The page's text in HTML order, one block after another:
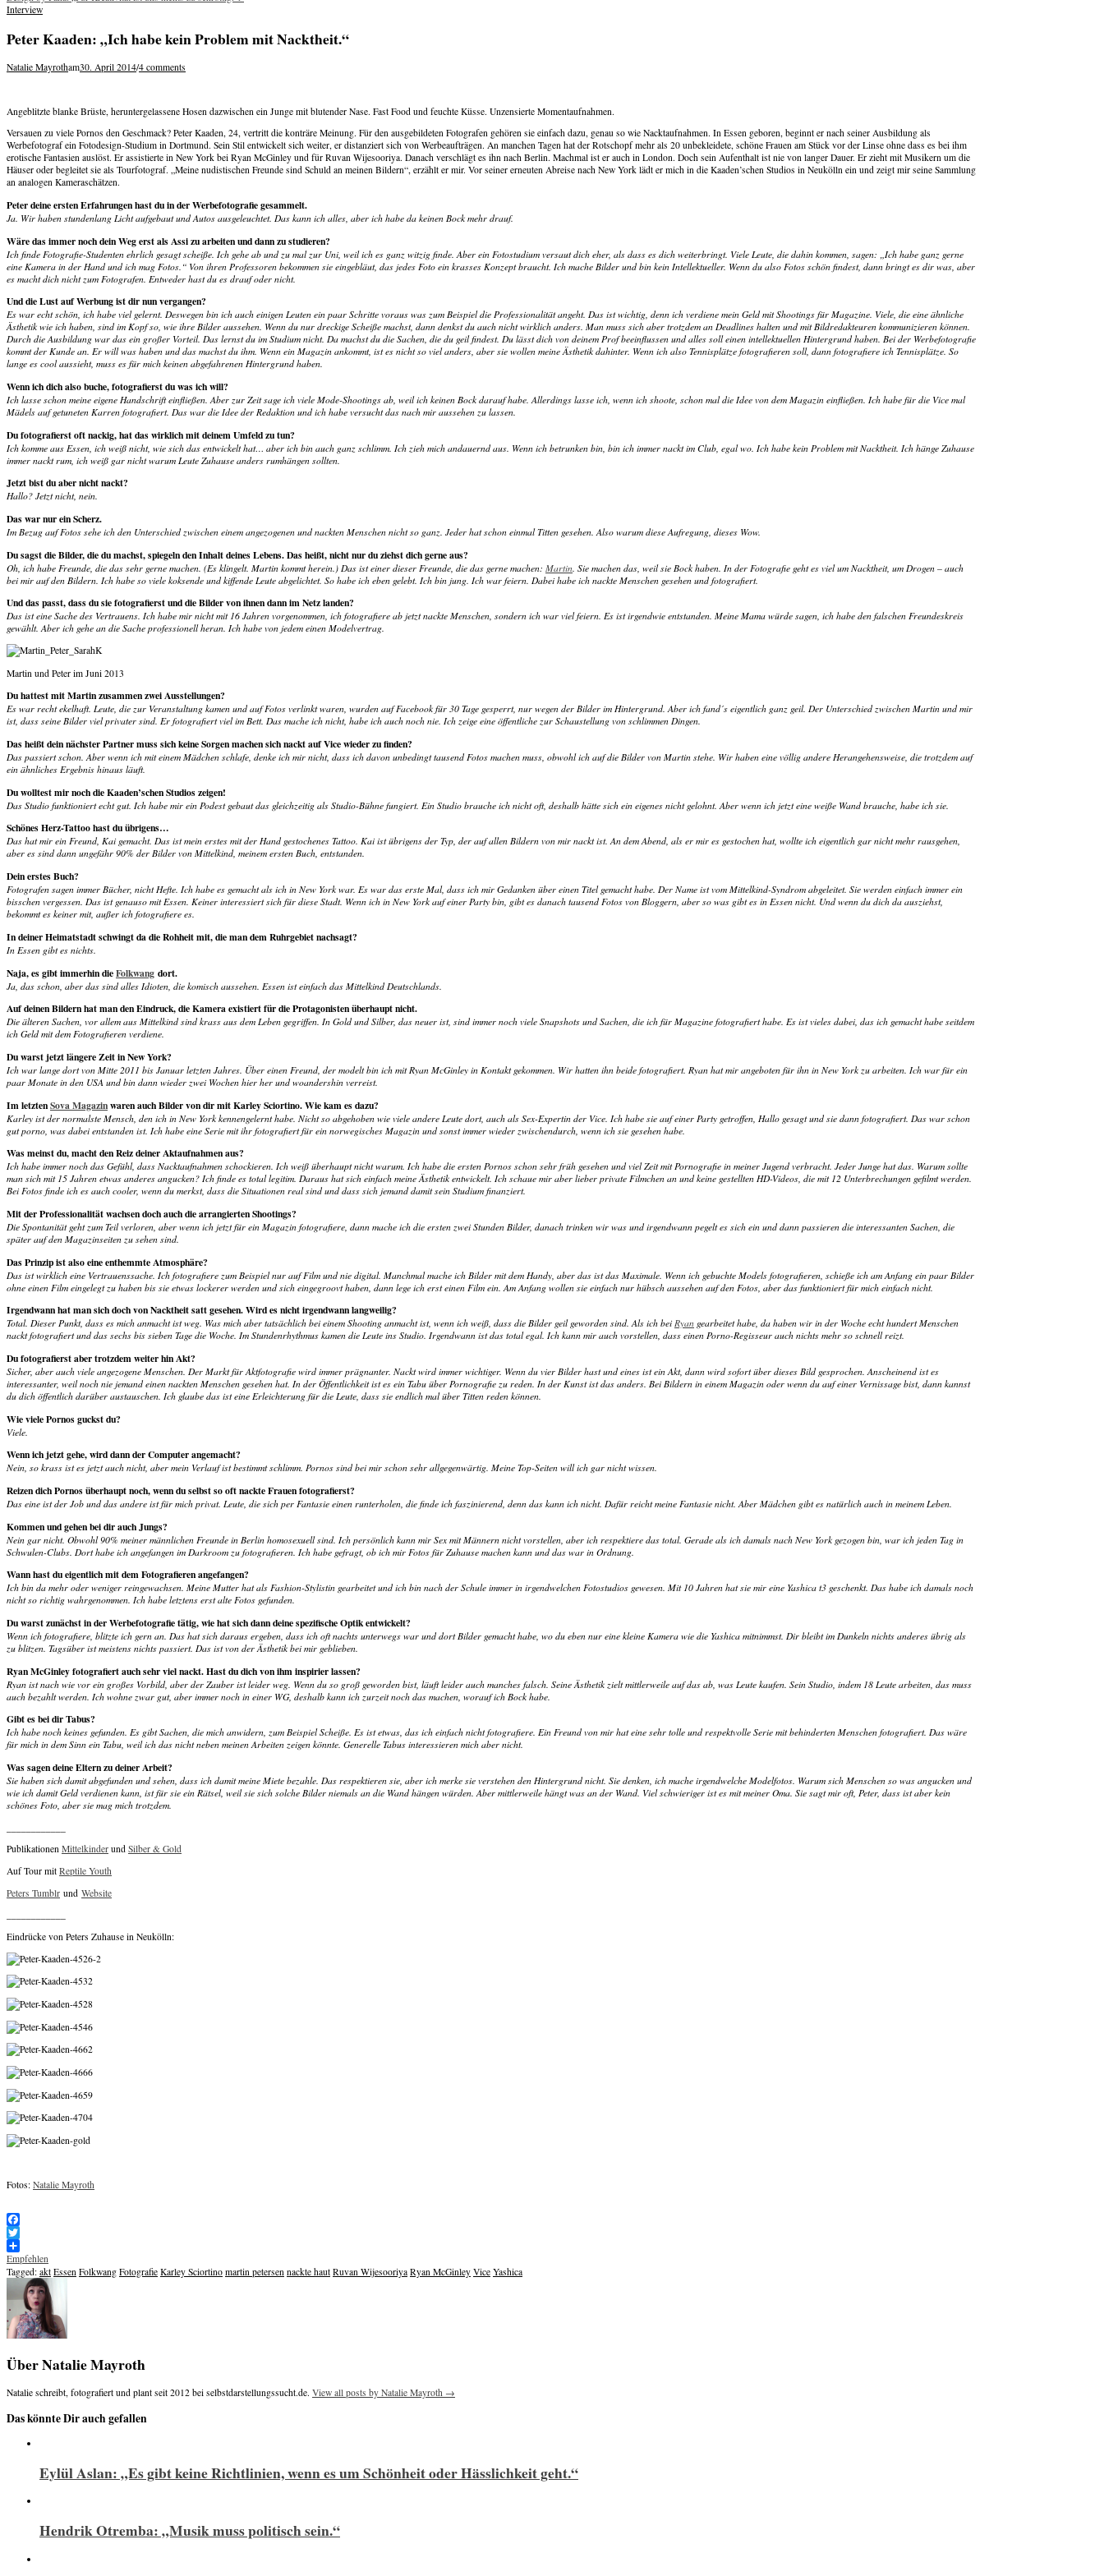
navigation
Interview
Peter Kaaden: „Ich habe kein Problem mit Nacktheit.“
Natalie Mayrotham30. April 2014/4 comments
Angeblitzte blanke Brüste, heruntergelassene Hosen dazwischen ein Junge mit blutender Nase. Fast Food und feuchte Küsse. Unzensierte Momentaufnahmen.
Versauen zu viele Pornos den Geschmack? Peter Kaaden, 24, vertritt die konträre Meinung. Für den ausgebildeten Fotografen gehören sie einfach dazu, genau so wie Nacktaufnahmen. In Essen geboren, beginnt er nach seiner Ausbildung als
Werbefotograf ein Fotodesign-Studium in Dortmund. Sein Stil entwickelt sich weiter, er distanziert sich von Werbeaufträgen. An manchen Tagen hat der Rotschopf mehr als 20 unbekleidete, schöne Frauen am Stück vor der Linse ohne dass es bei ihm
erotische Fantasien auslöst. Er assistierte in New York bei Ryan McGinley und für Ruvan Wijesooriya. Danach verschlägt es ihn nach Berlin. Machmal ist er auch in London. Doch sein Aufenthalt ist nie von langer Dauer. Er zieht mit Musikern um die
Häuser oder begleitet sie als Tourfotograf. „Meine nudistischen Freunde sind Schuld an meinen Bildern“, erzählt er mir. Vor seiner erneuten Abreise nach New York lädt er mich in die Kaaden’schen Studios in Neukölln ein und zeigt mir seine Sammlung
an analogen Kameraschätzen.
Peter deine ersten Erfahrungen hast du in der Werbefotografie gesammelt.
Ja. Wir haben stundenlang Licht aufgebaut und Autos ausgeleuchtet. Das kann ich alles, aber ich habe da keinen Bock mehr drauf.
Wäre das immer noch dein Weg erst als Assi zu arbeiten und dann zu studieren?
Ich finde Fotografie-Studenten ehrlich gesagt scheiße. Ich gehe ab und zu mal zur Uni, weil ich es ganz witzig finde. Aber ein Fotostudium versaut dich eher, als dass es dich weiterbringt. Viele Leute, die dahin kommen, sagen: „Ich habe ganz gerne
eine Kamera in der Hand und ich mag Fotos.“ Von ihren Professoren bekommen sie eingebläut, das jedes Foto ein krasses Konzept braucht. Ich mache Bilder und bin kein Intellektueller. Wenn du also Fotos schön findest, dann bringt es dir was, aber
es macht dich nicht zum Fotografen. Entweder hast du es drauf oder nicht.
Und die Lust auf Werbung ist dir nun vergangen?
Es war echt schön, ich habe viel gelernt. Deswegen bin ich auch einigen Leuten ein paar Schritte voraus was zum Beispiel die Professionalität angeht. Das ist wichtig, denn ich verdiene mein Geld mit Shootings für Magazine. Viele, die eine ähnliche
Ästhetik wie ich haben, sind im Kopf so, wie ihre Bilder aussehen. Wenn du nur dreckige Scheiße machst, dann denkst du auch nicht wirklich anders. Man muss sich aber trotzdem an Deadlines halten und mit Bildredakteuren kommunizieren können.
Durch die Ausbildung war das ein großer Vorteil. Das lernst du im Studium nicht. Da machst du die Sachen, die du geil findest. Du lässt dich von deinem Prof beeinflussen und alles soll einen intellektuellen Hintergrund haben. Bei der Werbefotografie
kommt der Kunde an. Er will was haben und das machst du ihm. Wenn ein Magazin ankommt, ist es nicht so viel anders, aber sie wollen meine Ästhetik dahinter. Wenn ich also Tennisplätze fotografieren soll, dann fotografiere ich Tennisplätze. So
lange es cool aussieht, muss es für mich keinen abgefahrenen Hintergrund haben.
Wenn ich dich also buche, fotografierst du was ich will?
Ich lasse schon meine eigene Handschrift einfließen. Aber zur Zeit sage ich viele Mode-Shootings ab, weil ich keinen Bock darauf habe. Allerdings lasse ich, wenn ich shoote, schon mal die Idee von dem Magazin einfließen. Ich habe für die Vice mal
Mädels auf getuneten Karren fotografiert. Das war die Idee der Redaktion und ich habe versucht das nach mir aussehen zu lassen.
Du fotografierst oft nackig, hat das wirklich mit deinem Umfeld zu tun?
Ich komme aus Essen, ich weiß nicht, wie sich das entwickelt hat… aber ich bin auch ganz schlimm. Ich zieh mich andauernd aus. Wenn ich betrunken bin, bin ich immer nackt im Club, egal wo. Ich habe kein Problem mit Nacktheit. Ich hänge Zuhause
immer nackt rum, ich weiß gar nicht warum Leute Zuhause anders rumhängen sollten.
Jetzt bist du aber nicht nackt?
Hallo? Jetzt nicht, nein.
Das war nur ein Scherz.
Im Bezug auf Fotos sehe ich den Unterschied zwischen einem angezogenen und nackten Menschen nicht so ganz. Jeder hat schon einmal Titten gesehen. Also warum diese Aufregung, dieses Wow.
Du sagst die Bilder, die du machst, spiegeln den Inhalt deines Lebens. Das heißt, nicht nur du ziehst dich gerne aus?
Oh, ich habe Freunde, die das sehr gerne machen. (Es klingelt. Martin kommt herein.) Das ist einer dieser Freunde, die das gerne machen: Martin. Sie machen das, weil sie Bock haben. In der Fotografie geht es viel um Nacktheit, um Drogen – auch
bei mir auf den Bildern. Ich habe so viele koksende und kiffende Leute abgelichtet. So habe ich eben gelebt. Ich bin jung. Ich war feiern. Dabei habe ich nackte Menschen gesehen und fotografiert.
Und das passt, dass du sie fotografierst und die Bilder von ihnen dann im Netz landen?
Das ist eine Sache des Vertrauens. Ich habe mir nicht mit 16 Jahren vorgenommen, ich fotografiere ab jetzt nackte Menschen, sondern ich war viel feiern. Es ist irgendwie entstanden. Meine Mama würde sagen, ich habe den falschen Freundeskreis
gewählt. Aber ich gehe an die Sache professionell heran. Ich habe von jedem einen Modelvertrag.
Martin und Peter im Juni 2013
Du hattest mit Martin zusammen zwei Ausstellungen?
Es war recht ekelhaft. Leute, die zur Veranstaltung kamen und auf Fotos verlinkt waren, wurden auf Facebook für 30 Tage gesperrt, nur wegen der Bilder im Hintergrund. Aber ich fand´s eigentlich ganz geil. Der Unterschied zwischen Martin und mir
ist, dass seine Bilder viel privater sind. Er fotografiert viel im Bett. Das mache ich nicht, habe ich auch noch nie. Ich zeige eine öffentliche zur Schaustellung von schlimmen Dingen.
Das heißt dein nächster Partner muss sich keine Sorgen machen sich nackt auf Vice wieder zu finden?
Das passiert schon. Aber wenn ich mit einem Mädchen schlafe, denke ich mir nicht, dass ich davon unbedingt tausend Fotos machen muss, obwohl ich auf die Bilder von Martin stehe. Wir haben eine völlig andere Herangehensweise, die trotzdem auf
ein ähnliches Ergebnis hinaus läuft.
Du wolltest mir noch die Kaaden’schen Studios zeigen!
Das Studio funktioniert echt gut. Ich habe mir ein Podest gebaut das gleichzeitig als Studio-Bühne fungiert. Ein Studio brauche ich nicht oft, deshalb hätte sich ein eigenes nicht gelohnt. Aber wenn ich jetzt eine weiße Wand brauche, habe ich sie.
Schönes Herz-Tattoo hast du übrigens…
Das hat mir ein Freund, Kai gemacht. Das ist mein erstes mit der Hand gestochenes Tattoo. Kai ist übrigens der Typ, der auf allen Bildern von mir nackt ist. An dem Abend, als er mir es gestochen hat, wollte ich eigentlich gar nicht mehr rausgehen,
aber es sind dann ungefähr 90% der Bilder von Mittelkind, meinem ersten Buch, entstanden.
Dein erstes Buch?
Fotografen sagen immer Bücher, nicht Hefte. Ich habe es gemacht als ich in New York war. Es war das erste Mal, dass ich mir Gedanken über einen Titel gemacht habe. Der Name ist vom Mittelkind-Syndrom abgeleitet. Sie werden einfach immer ein
bisschen vergessen. Das ist genauso mit Essen. Keiner interessiert sich für diese Stadt. Wenn ich in New York auf einer Party bin, gibt es danach tausend Fotos von Bloggern, aber so was gibt es in Essen nicht. Und wenn du dich da ausziehst,
bekommt es keiner mit, außer ich fotografiere es.
In deiner Heimatstadt schwingt da die Rohheit mit, die man dem Ruhrgebiet nachsagt?
In Essen gibt es nichts.
Naja, es gibt immerhin dieFolkwang dort.
Ja, das schon, aber das sind alles Idioten, die komisch aussehen. Essen ist einfach das Mittelkind Deutschlands.
Auf deinen Bildern hat man den Eindruck, die Kamera existiert für die Protagonisten überhaupt nicht.
Die älteren Sachen, vor allem aus Mittelkind sind krass aus dem Leben gegriffen. In Gold und Silber, das neuer ist, sind immer noch viele Snapshots und Sachen, die ich für Magazine fotografiert habe. Es ist vieles dabei, das ich gemacht habe seitdem
ich Geld mit dem Fotografieren verdiene.
Du warst jetzt längere Zeit in New York?
Ich war lange dort von Mitte 2011 bis Januar letzten Jahres. Über einen Freund, der modelt bin ich mit Ryan McGinley in Kontakt gekommen. Wir hatten ihn beide fotografiert. Ryan hat mir angeboten für ihn in New York zu arbeiten. Ich war für ein
paar Monate in den USA und bin dann wieder zwei Wochen hier her und woandershin verreist.
Im letztenSova Magazinwaren auch Bilder von dir mit Karley Sciortino. Wie kam es dazu?
Karley ist der normalste Mensch, den ich in New York kennengelernt habe. Nicht so abgehoben wie viele andere Leute dort, auch als Sex-Expertin der Vice. Ich habe sie auf einer Party getroffen, Hallo gesagt und sie dann fotografiert. Das war schon
gut porno, was dabei entstanden ist. Ich habe eine Serie mit ihr fotografiert für ein norwegisches Magazin und sonst immer wieder zwischendurch, wenn ich sie gesehen habe.
Was meinst du, macht den Reiz deiner Aktaufnahmen aus?
Ich habe immer noch das Gefühl, dass Nacktaufnahmen schockieren. Ich weiß überhaupt nicht warum. Ich habe die ersten Pornos schon sehr früh gesehen und viel Zeit mit Pornografie in meiner Jugend verbracht. Jeder Junge hat das. Warum sollte
man sich mit 15 Jahren etwas anderes angucken? Ich finde es total legitim. Daraus hat sich einfach meine Ästhetik entwickelt. Ich schaue mir aber lieber private Filmchen an und keine gestellten HD-Videos, die mit 12 Unterbrechungen gefilmt werden.
Bei Fotos finde ich es auch cooler, wenn du merkst, dass die Situationen real sind und dass sich jemand damit sein Studium finanziert.
Mit der Professionalität wachsen doch auch die arrangierten Shootings?
Die Spontanität geht zum Teil verloren, aber wenn ich jetzt für ein Magazin fotografiere, dann mache ich die ersten zwei Stunden Bilder, danach trinken wir was und irgendwann pegelt es sich ein und dann passieren die interessanten Sachen, die
später auf den Magazinseiten zu sehen sind.
Das Prinzip ist also eine enthemmte Atmosphäre?
Das ist wirklich eine Vertrauenssache. Ich fotografiere zum Beispiel nur auf Film und nie digital. Manchmal mache ich Bilder mit dem Handy, aber das ist das Maximale. Wenn ich gebuchte Models fotografieren, schieße ich am Anfang ein paar Bilder
ohne einen Film eingelegt zu haben bis sie etwas lockerer werden und sich eingegroovt haben, dann lege ich erst einen Film ein. Am Anfang wollen sie einfach nur hübsch aussehen auf den Fotos, aber das funktioniert für mich einfach nicht.
Irgendwann hat man sich doch von Nacktheit satt gesehen. Wird es nicht irgendwann langweilig?
Total. Dieser Punkt, dass es mich anmacht ist weg. Was mich aber tatsächlich bei einem Shooting anmacht ist, wenn ich weiß, dass die Bilder geil geworden sind. Als ich beiRyan gearbeitet habe, da haben wir in der Woche echt hundert Menschen
nackt fotografiert und das sechs bis sieben Tage die Woche. Im Stundenrhythmus kamen die Leute ins Studio. Irgendwann ist das total egal. Ich kann mir auch vorstellen, dass einen Porno-Regisseur auch nichts mehr so schnell reizt.
Du fotografierst aber trotzdem weiter hin Akt?
Sicher, aber auch viele angezogene Menschen. Der Markt für Aktfotografie wird immer prägnanter. Nackt wird immer wichtiger. Wenn du vier Bilder hast und eines ist ein Akt, dann wird sofort über dieses Bild gesprochen. Anscheinend ist es
interessanter, weil noch nie jemand einen nackten Menschen gesehen hat. In der Öffentlichkeit ist es ein Tabu über Pornografie zu reden. In der Kunst ist das anders. Bei Bildern in einem Magazin oder wenn du auf einer Vernissage bist, dann kannst
du dich öffentlich darüber austauschen. Ich glaube das ist eine Erleichterung für die Leute, dass sie endlich mal über Titten reden können.
Wie viele Pornos guckst du?
Viele.
Wenn ich jetzt gehe, wird dann der Computer angemacht?
Nein, so krass ist es jetzt auch nicht, aber mein Verlauf ist bestimmt schlimm. Pornos sind bei mir schon sehr allgegenwärtig. Meine Top-Seiten will ich gar nicht wissen.
Reizen dich Pornos überhaupt noch, wenn du selbst so oft nackte Frauen fotografierst?
Das eine ist der Job und das andere ist für mich privat. Leute, die sich per Fantasie einen runterholen, die finde ich faszinierend, denn das kann ich nicht. Dafür reicht meine Fantasie nicht. Aber Mädchen gibt es natürlich auch in meinem Leben.
Kommen und gehen bei dir auch Jungs?
Nein gar nicht. Obwohl 90% meiner männlichen Freunde in Berlin homosexuell sind. Ich persönlich kann mir Sex mit Männern nicht vorstellen, aber ich respektiere das total. Gerade als ich damals nach New York gezogen bin, war ich jeden Tag in
Schwulen-Clubs. Dort habe ich angefangen im Darkroom zu fotografieren. Ich habe gefragt, ob ich mir Fotos für Zuhause machen kann und das war in Ordnung.
Wann hast du eigentlich mit dem Fotografieren angefangen?
Ich bin da mehr oder weniger reingewachsen. Meine Mutter hat als Fashion-Stylistin gearbeitet und ich bin nach der Schule immer in irgendwelchen Fotostudios gewesen. Mit 10 Jahren hat sie mir eine Yashica t3 geschenkt. Das habe ich damals noch
nicht so richtig wahrgenommen. Ich habe letztens erst alte Fotos gefunden.
Du warst zunächst in der Werbefotografie tätig, wie hat sich dann deine spezifische Optik entwickelt?
Wenn ich fotografiere, blitzte ich gern an. Das hat sich daraus ergeben, dass ich oft nachts unterwegs war und dort Bilder gemacht habe, wo du eben nur eine kleine Kamera wie die Yashica mitnimmst. Dir bleibt im Dunkeln nichts anderes übrig als
zu blitzen. Tagsüber ist meistens nichts passiert. Das ist von der Ästhetik bei mir geblieben.
Ryan McGinley fotografiert auch sehr viel nackt. Hast du dich von ihm inspirier lassen?
Ryan ist nach wie vor ein großes Vorbild, aber der Zauber ist leider weg. Wenn du so groß geworden bist, läuft leider auch manches falsch. Seine Ästhetik zielt mittlerweile auf das ab, was Leute kaufen. Sein Studio, indem 18 Leute arbeiten, das muss
auch bezahlt werden. Ich wohne zwar gut, aber immer noch in einer WG, deshalb kann ich zurzeit noch das machen, worauf ich Bock habe.
Gibt es bei dir Tabus?
Ich habe noch keines gefunden. Es gibt Sachen, die mich anwidern, zum Beispiel Scheiße. Es ist etwas, das ich einfach nicht fotografiere. Ein Freund von mir hat eine sehr tolle und respektvolle Serie mit behinderten Menschen fotografiert. Das wäre
für mich in dem Sinn ein Tabu, weil ich das nicht neben meinen Arbeiten zeigen könnte. Generelle Tabus interessieren mich aber nicht.
Was sagen deine Eltern zu deiner Arbeit?
Sie haben sich damit abgefunden und sehen, dass ich damit meine Miete bezahle. Das respektieren sie, aber ich merke sie verstehen den Hintergrund nicht. Sie denken, ich mache irgendwelche Modelfotos. Warum sich Menschen so was angucken und
wie ich damit Geld verdienen kann, ist für sie ein Rätsel, weil sie sich solche Bilder niemals an die Wand hängen würden. Aber mittlerweile hängt was an der Wand. Viel schwieriger ist es mit meiner Oma. Sie sagt mir oft, Peter, dass ist aber kein
schönes Foto, aber sie mag mich trotzdem.
Publikationen Mittelkinder und Silber & Gold
Auf Tour mit Reptile Youth
Peters Tumblr und Website
Eindrücke von Peters Zuhause in Neukölln:
Fotos: Natalie Mayroth
Facebook
Twitter
Empfehlen
Tagged: akt Essen Folkwang Fotografie Karley Sciortino martin petersen nackte haut Ruvan Wijesooriya Ryan McGinley Vice Yashica
Über Natalie Mayroth
Natalie schreibt, fotografiert und plant seit 2012 bei selbstdarstellungssucht.de. View all posts by Natalie Mayroth →
Das könnte Dir auch gefallen
Eylül Aslan: „Es gibt keine Richtlinien, wenn es um Schönheit oder Hässlichkeit geht.“
Hendrik Otremba: „Musik muss politisch sein.“